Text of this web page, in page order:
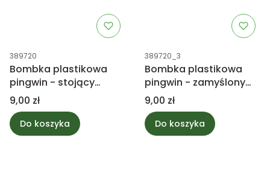
Kod produktu
389720
Bombka plastikowa
pingwin - stojący
8,6cm
Cena
9,00 zł
Do koszyka
Kod produktu
389720_3
Bombka plastikowa
pingwin - zamyślony
8,6cm
Cena
9,00 zł
Do koszyka